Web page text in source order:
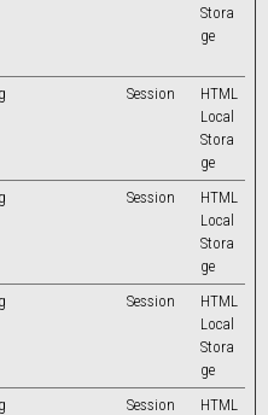
Stora
ge
Session
HTML
Local
Stora
ge
Session
HTML
Local
Stora
ge
Session
HTML
Local
Stora
ge
Session
HTML